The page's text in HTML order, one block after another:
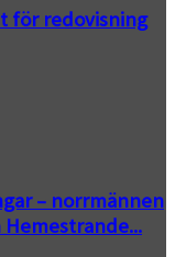
för redovisning
– norrmännen